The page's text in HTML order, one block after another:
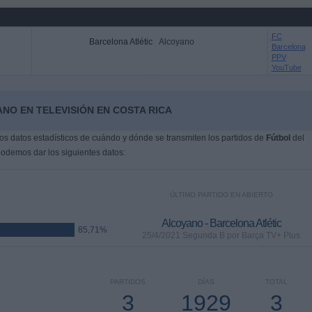
Barcelona Atlétic Alcoyano
FC
Barcelona
PPV
YouTube
EN TELEVISIÓN EN COSTA RICA
datos estadísticos de cuándo y dónde se transmiten los partidos de Fútbol del
dar los siguientes datos:
85,71%
ÚLTIMO PARTIDO EN ABIERTO
Alcoyano - Barcelona Atlétic
25/4/2021 Segunda B por Barça TV+ Plus
TOTAL
3
DÍAS
1929
PARTIDOS
3